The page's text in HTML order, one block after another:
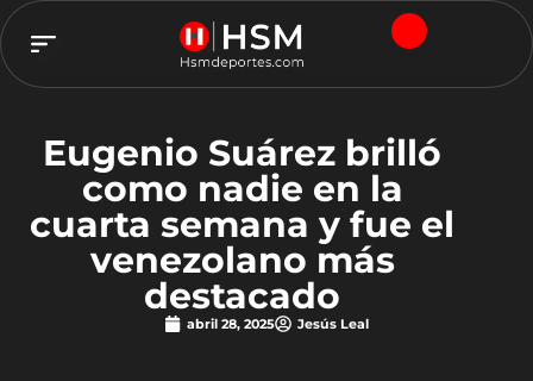
Eugenio Suárez brilló
como nadie en la
cuarta semana y fue el
venezolano más
destacado
abril 28, 2025 Jesús Leal